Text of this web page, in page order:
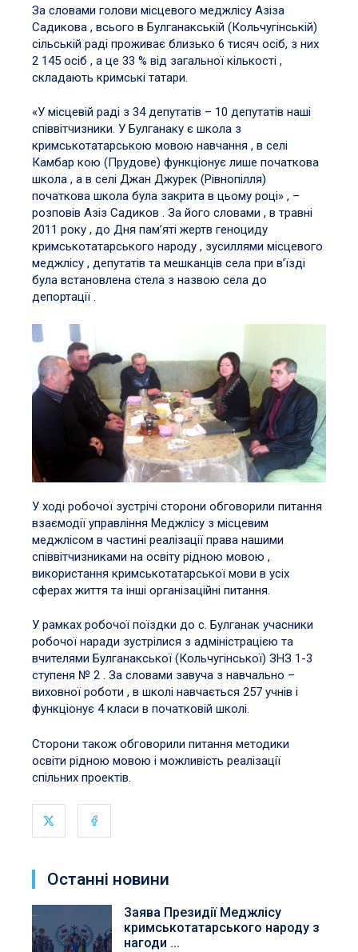
За словами голови місцевого меджлісу Азіза
Садикова , всього в Булганакській (Кольчугінській)
сільській раді проживає близько 6 тисяч осіб, з них
2 145 осіб , а це 33 % від загальної кількості ,
складають кримські татари.
«У місцевій раді з 34 депутатів – 10 депутатів наші
співвітчизники. У Булганаку є школа з
кримськотатарською мовою навчання , в селі
Камбар кою (Прудове) функціонує лише початкова
школа , а в селі Джан Джурек (Рівнопілля)
початкова школа була закрита в цьому році» , –
розповів Азіз Садиков . За його словами , в травні
2011 року , до Дня пам’яті жертв геноциду
кримськотатарського народу , зусиллями місцевого
меджлісу , депутатів та мешканців села при в’їзді
була встановлена стела з назвою села до
депортації .
У ході робочої зустрічі сторони обговорили питання
взаємодії управління Меджлісу з місцевим
меджлісом в частині реалізації права нашими
співвітчизниками на освіту рідною мовою ,
використання кримськотатарської мови в усіх
сферах життя та інші організаційні питання.
У рамках робочої поїздки до с. Булганак учасники
робочої наради зустрілися з адміністрацією та
вчителями Булганакської (Кольчугінської) ЗНЗ 1-3
ступеня № 2 . За словами завуча з навчально –
виховної роботи , в школі навчається 257 учнів і
функціонує 4 класи в початковій школі.
Сторони також обговорили питання методики
освіти рідною мовою і можливість реалізації
спільних проектів.
Останні новини
Заява Президії Меджлісу
кримськотатарського народу з
нагоди ...